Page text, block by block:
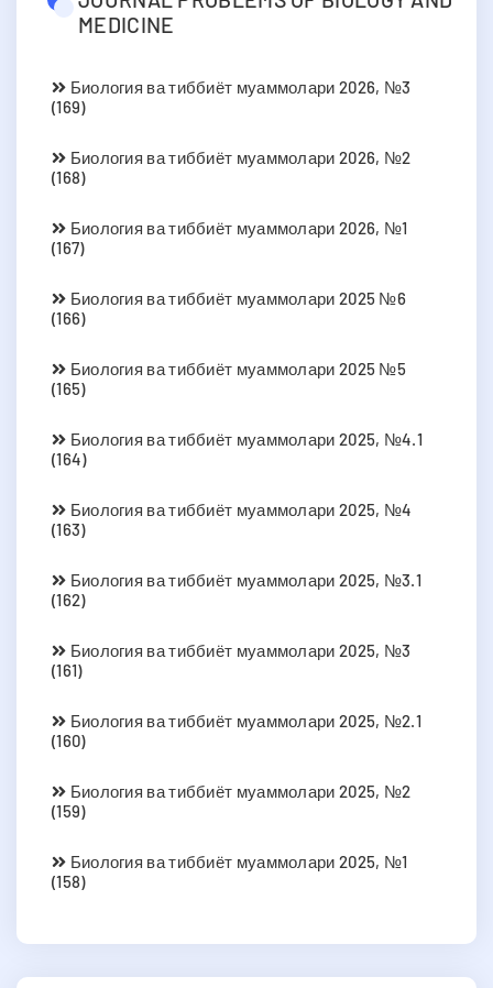
MEDICINE
Биология ва тиббиёт муаммолари 2026, №3
(169)
Биология ва тиббиёт муаммолари 2026, №2
(168)
Биология ва тиббиёт муаммолари 2026, №1
(167)
Биология ва тиббиёт муаммолари 2025 №6
(166)
Биология ва тиббиёт муаммолари 2025 №5
(165)
Биология ва тиббиёт муаммолари 2025, №4.1
(164)
Биология ва тиббиёт муаммолари 2025, №4
(163)
Биология ва тиббиёт муаммолари 2025, №3.1
(162)
Биология ва тиббиёт муаммолари 2025, №3
(161)
Биология ва тиббиёт муаммолари 2025, №2.1
(160)
Биология ва тиббиёт муаммолари 2025, №2
(159)
Биология ва тиббиёт муаммолари 2025, №1
(158)